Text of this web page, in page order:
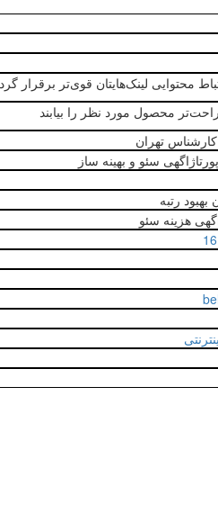
محتوایی لینک‌هایتان قوی‌تر برقرار
محصول مورد نظر را بیابند
کارشناس تهران
سئو و بهینه ساز
بهبود رتبه
هزینه سئو